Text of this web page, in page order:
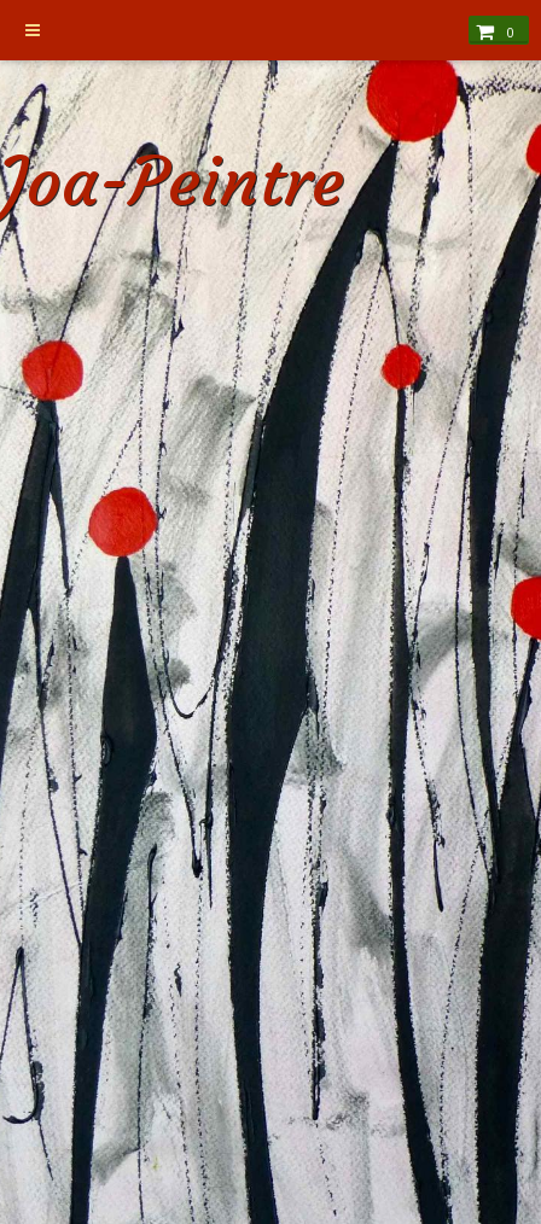
0
Joa-Peintre